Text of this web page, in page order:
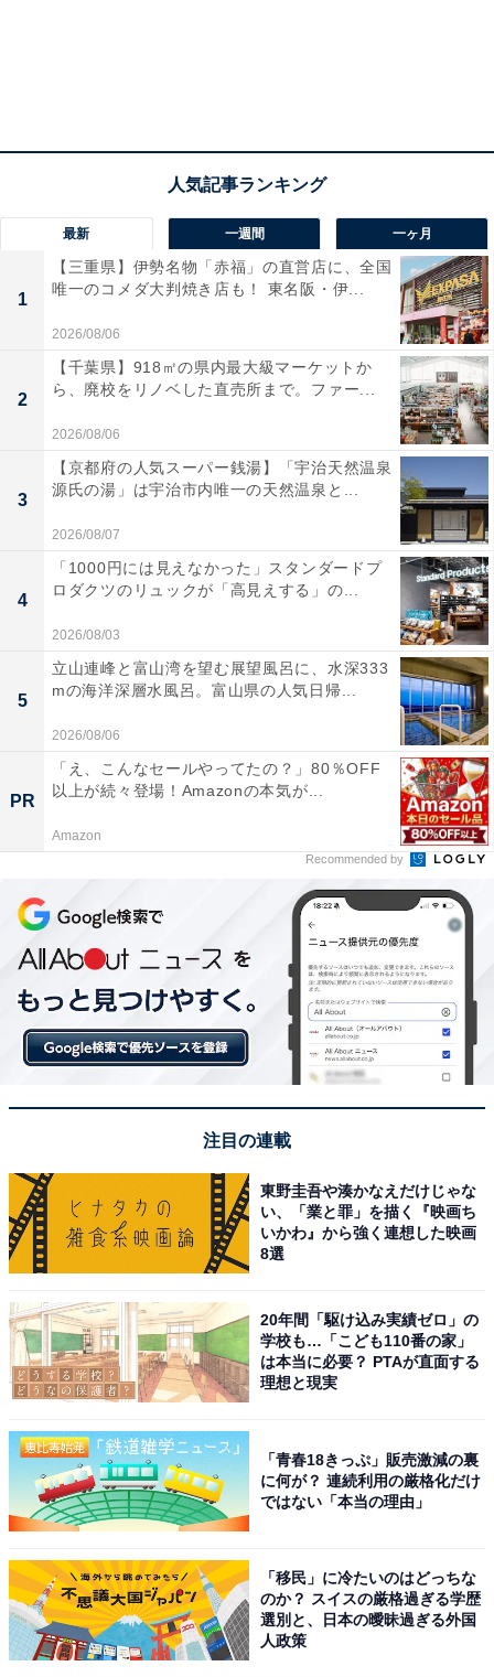
便利さはそのまま！ バッグに入れっぱなしでも大
丈夫
カラーバリエーション豊富な「まとまる保冷バッグ」で
すが、注目すべきポイントは色だけではありません。使
い勝手も抜群なので、日頃から持ち歩きたくなってしま
います。
付属のゴムでくるっとまとまる
約タテ36×ヨコ52×マチ20センチの大きさで、マチもたっ
ぷりある大容量サイズの「まとまる保冷バッグ」。付属
のゴムバンドを使えばコンパクトにまとめることができ
るので、日常的にバッグの中に入れておいてもかさばり
ません。
「まとまる保冷バッグ」はバッグ内側の保冷加工に加
え、保冷剤が食品に直接触れて冷凍焼けしないようにメ
ッシュポケットが付いています。大きめの保冷剤も十分
に入るサイズです。
最新 一週間 一ヶ月
1
【三重県】伊勢名物「赤福」の直営店に、全国
唯一のコメダ大判焼き店も！ 東名阪・伊...
2026/08/06
2
【千葉県】918㎡の県内最大級マーケットか
ら、廃校をリノベした直売所まで。ファー...
2026/08/06
3
【京都府の人気スーパー銭湯】「宇治天然温泉
源氏の湯」は宇治市内唯一の天然温泉と...
2026/08/07
4
「1000円には見えなかった」スタンダードプ
ロダクツのリュックが「高見えする」の...
2026/08/03
5
立山連峰と富山湾を望む展望風呂に、水深333
mの海洋深層水風呂。富山県の人気日帰...
2026/08/06
PR
「え、こんなセールやってたの？」80％OFF
以上が続々登場！Amazonの本気が...
Amazon
Recommended by
注目の連載
東野圭吾や湊かなえだけじゃな
い、「業と罪」を描く『映画ち
いかわ』から強く連想した映画
8選
20年間「駆け込み実績ゼロ」の
学校も…「こども110番の家」
は本当に必要？ PTAが直面する
理想と現実
「青春18きっぷ」販売激減の裏
に何が？ 連続利用の厳格化だけ
ではない「本当の理由」
「移民」に冷たいのはどっちな
のか？ スイスの厳格過ぎる学歴
選別と、日本の曖昧過ぎる外国
人政策